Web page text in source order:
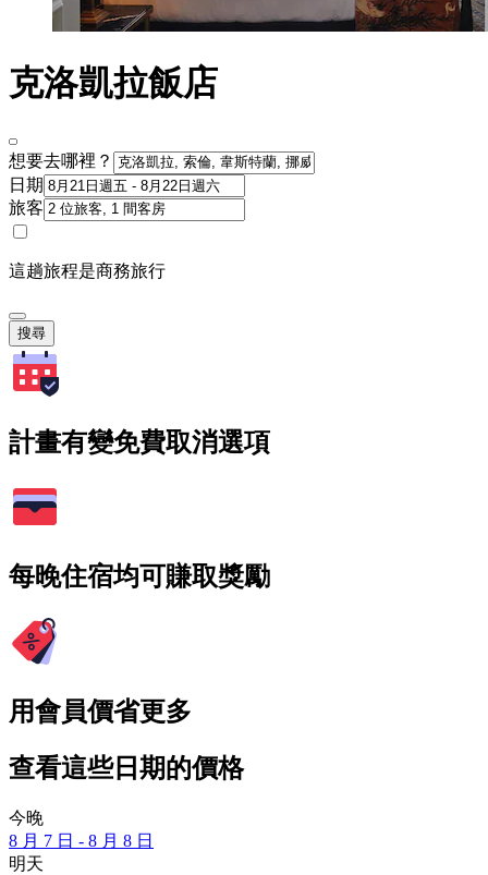
克洛凱拉飯店
想要去哪裡？
日期
旅客
這趟旅程是商務旅行
搜尋
計畫有變免費取消選項
每晚住宿均可賺取獎勵
用會員價省更多
查看這些日期的價格
今晚
8 月 7 日 - 8 月 8 日
明天